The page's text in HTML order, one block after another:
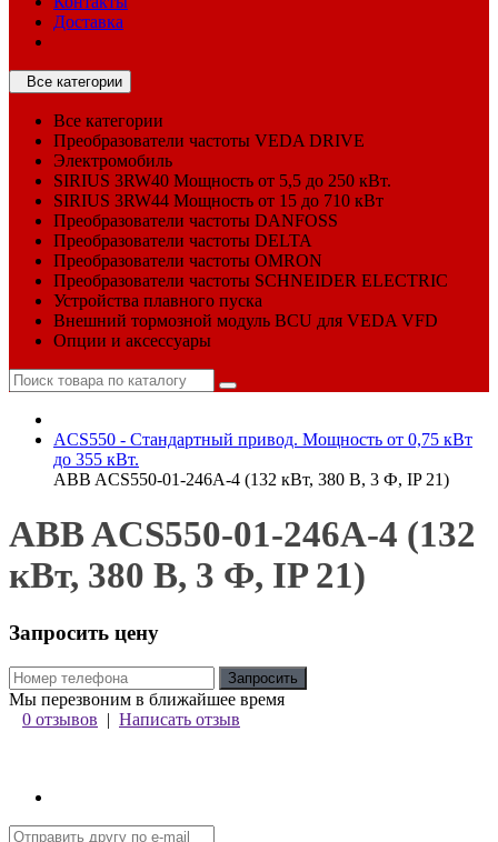
Доставка
Все категории
Все категории
Преобразователи частоты VEDA DRIVE
Электромобиль
SIRIUS 3RW40 Мощность от 5,5 до 250 кВт.
SIRIUS 3RW44 Мощность от 15 до 710 кВт
Преобразователи частоты DANFOSS
Преобразователи частоты DELTA
Преобразователи частоты OMRON
Преобразователи частоты SCHNEIDER ELECTRIC
Устройства плавного пуска
Внешний тормозной модуль BCU для VEDA VFD
Опции и аксессуары
ACS550 - Стандартный привод. Мощность от 0,75 кВт
до 355 кВт.
ABB ACS550-01-246A-4 (132 кВт, 380 В, 3 Ф, IP 21)
ABB ACS550-01-246A-4 (132
кВт, 380 В, 3 Ф, IP 21)
Запросить цену
Запросить
Мы перезвоним в ближайшее время
0 отзывов | Написать отзыв